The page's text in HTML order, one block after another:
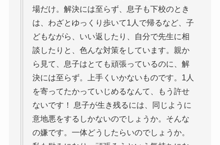
場だけ。解決には至らず、息子も下校のとき
は、わざとゆっくり歩いて1人で帰るなど、子
どもながら、いい返したり、自分で先生に相
談したりと、色んな対策をしています。親か
ら見て、息子はとても頑張っているのに、解
決には至らず。上手くいかないものです。1人
を寄ってたかっていじめるなんて、もう許せ
ないです！ 息子が生き残るには、同じように
意地悪をするしかないのでしょうか。そんな
の嫌です。一体どうしたらいのでしょうか。